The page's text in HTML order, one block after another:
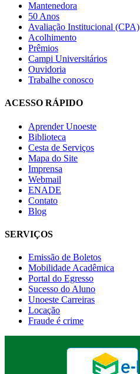
Mantenedora
50 Anos
Avaliação Institucional (CPA)
Acolhimento
Prêmios
Campi Universitários
Ouvidoria
Trabalhe conosco
ACESSO RÁPIDO
Aprender Unoeste
Biblioteca
Cesta de Serviços
Mapa do Site
Imprensa
Webmail
ENADE
Contato
Blog
SERVIÇOS
Emissão de Boletos
Mobilidade Acadêmica
Portal do Egresso
Sucesso do Aluno
Unoeste Carreiras
Locação
Fraude é crime